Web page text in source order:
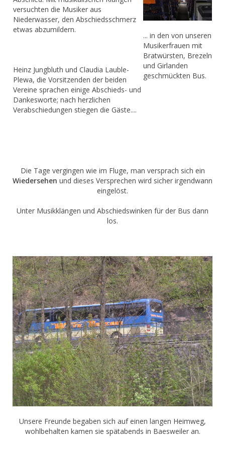
versuchten die Musiker aus
Niederwasser, den Abschiedsschmerz
etwas abzumildern.
Heinz Jungbluth und Claudia Lauble-
Plewa, die Vorsitzenden der beiden
Vereine sprachen einige Abschieds- und
Dankesworte; nach herzlichen
Verabschiedungen stiegen die Gäste....
... in den von unseren
Musikerfrauen mit
Bratwürsten, Brezeln
und Girlanden
geschmückten Bus.
Die Tage vergingen wie im Fluge, man versprach sich ein
Wiedersehen und dieses Versprechen wird sicher irgendwann
eingelöst.
Unter Musikklängen und Abschiedswinken für der Bus dann
los.
Unsere Freunde begaben sich auf einen langen Heimweg,
wohlbehalten kamen sie spätabends in Baesweiler an.